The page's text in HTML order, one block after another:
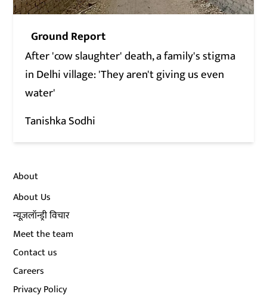
Ground Report
After 'cow slaughter' death, a family's stigma
in Delhi village: 'They aren't giving us even
water'
Tanishka Sodhi
About
About Us
न्यूज़लॉन्ड्री विचार
Meet the team
Contact us
Careers
Privacy Policy